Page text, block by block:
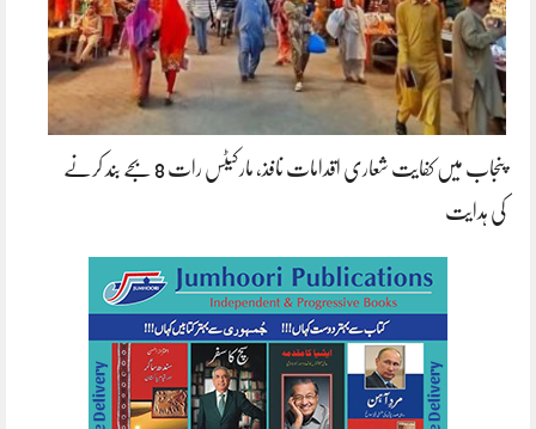
پنجاب میں کفایت شعاری اقدامات نافذ، مارکیٹس رات 8 بجے بند کرنے
کی ہدایت